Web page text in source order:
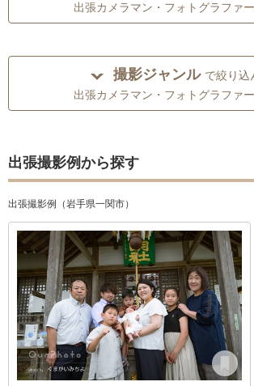
出張カメラマン・フォトグラファ
撮影ジャンル で絞り込
出張カメラマン・フォトグラファ
出張撮影例から探す
出張撮影例（岩手県一関市）